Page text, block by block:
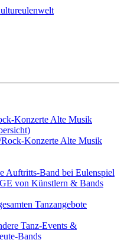
Konzerte Alte Musik
Konzerte Alte Musik
Band bei Eulenspiel
von Künstlern & Bands
Tanzangebote
Tanz-Events &
Bands